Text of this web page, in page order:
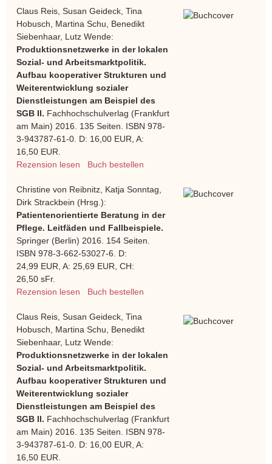
Claus Reis, Susan Geideck, Tina
Hobusch, Martina Schu, Benedikt
Siebenhaar, Lutz Wende:
Produktionsnetzwerke in der lokalen
Sozial- und Arbeitsmarktpolitik.
Aufbau kooperativer Strukturen und
Weiterentwicklung sozialer
Dienstleistungen am Beispiel des
SGB II. Fachhochschulverlag (Frankfurt
am Main) 2016. 135 Seiten. ISBN 978-
3-943787-61-0. D: 16,00 EUR, A:
16,50 EUR.
Rezension lesen
Buch bestellen
Christine von Reibnitz, Katja Sonntag,
Dirk Strackbein (Hrsg.):
Patientenorientierte Beratung in der
Pflege. Leitfäden und Fallbeispiele.
Springer (Berlin) 2016. 154 Seiten.
ISBN 978-3-662-53027-6. D:
24,99 EUR, A: 25,69 EUR, CH:
26,50 sFr.
Rezension lesen
Buch bestellen
Claus Reis, Susan Geideck, Tina
Hobusch, Martina Schu, Benedikt
Siebenhaar, Lutz Wende:
Produktionsnetzwerke in der lokalen
Sozial- und Arbeitsmarktpolitik.
Aufbau kooperativer Strukturen und
Weiterentwicklung sozialer
Dienstleistungen am Beispiel des
SGB II. Fachhochschulverlag (Frankfurt
am Main) 2016. 135 Seiten. ISBN 978-
3-943787-61-0. D: 16,00 EUR, A:
16,50 EUR.